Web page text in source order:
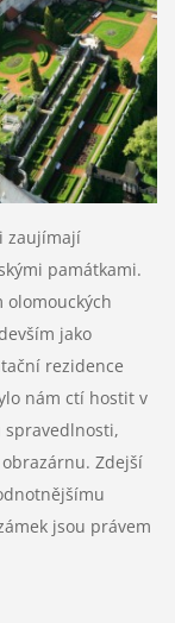
zaujímají
památkami.
olomouckých
jako
rezidence
nám ctí hostit v
Zdejší
jsou právem